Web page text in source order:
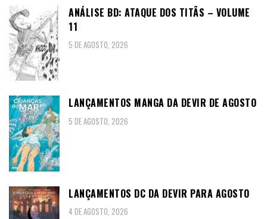
ANÁLISE BD: ATAQUE DOS TITÃS – VOLUME
11
5 DE AGOSTO, 2026
LANÇAMENTOS MANGA DA DEVIR DE AGOSTO
5 DE AGOSTO, 2026
LANÇAMENTOS DC DA DEVIR PARA AGOSTO
4 DE AGOSTO, 2026